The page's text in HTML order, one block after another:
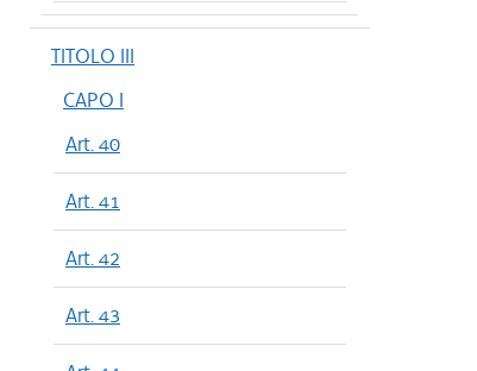
TITOLO III
CAPO I
Art. 40
Art. 41
Art. 42
Art. 43